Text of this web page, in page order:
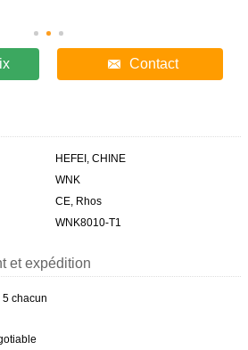
Contact
HEFEI, CHINE
WNK
CE, Rhos
WNK8010-T1
et expédition
5 chacun